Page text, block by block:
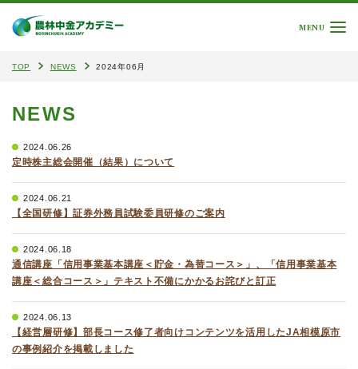
MENU
TOP NEWS 2024年06月
NEWS
2024.06.26
定時株主総会開催（結果）について
2024.06.21
【全国研修】証券外務員試験委員研修のご案内
2024.06.18
通信講座「信用事業基本講座＜貯金・為替コース＞」、「信用事業基本
講座＜総合コース＞」テキスト不備にかかるお詫びと訂正
2024.06.13
【経営層研修】部長コース修了者向けコンテンツを活用したJA相模原市
の事例紹介を掲載しました